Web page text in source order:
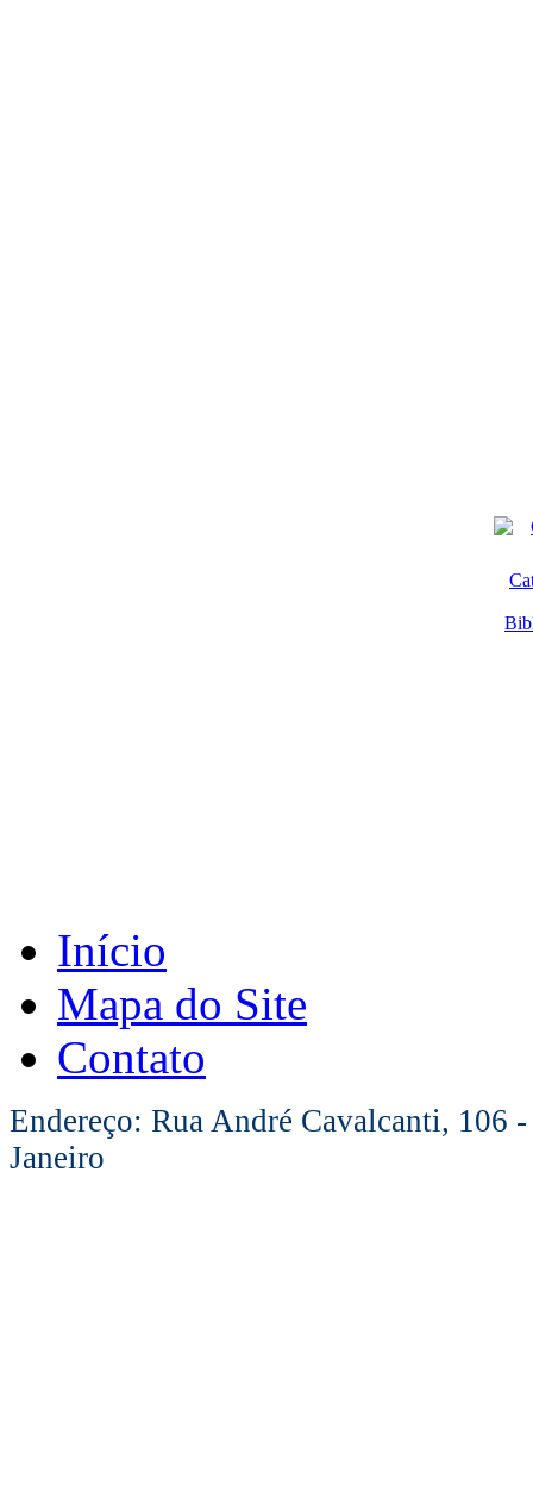
Início
Mapa do Site
Contato
Endereço: Rua André Cavalcanti, 106
Janeiro